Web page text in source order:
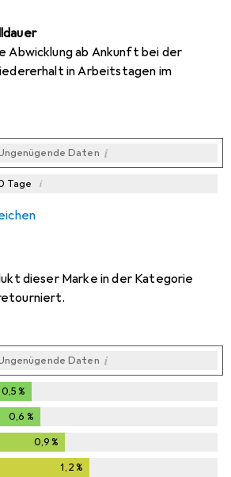
Abwicklung ab Ankunft bei der
in Arbeitstagen im
Daten i
Tage i
dieser Marke in der Kategorie
Daten i
0,5 %
0,6 %
0,9 %
1,2 %